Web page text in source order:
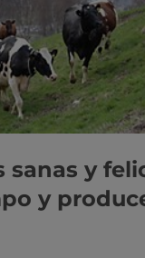
sanas y
y